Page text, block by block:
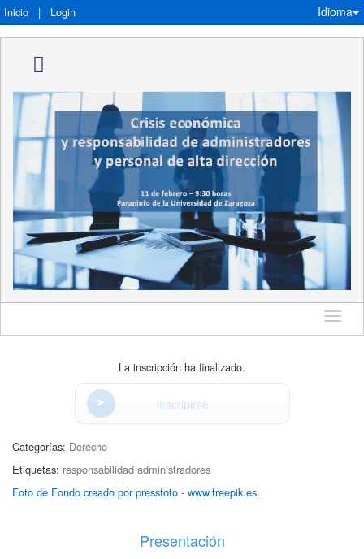
Inicio | Login Idioma
Idioma
La inscripción ha finalizado.
Inscribirse
Categorías: Derecho
Etiquetas: responsabilidad administradores
Foto de Fondo creado por pressfoto - www.freepik.es
Presentación